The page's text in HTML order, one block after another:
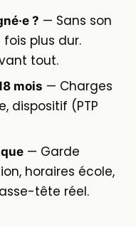
? — Sans son
plus dur.
tout.
mois — Charges
dispositif (PTP
— Garde
horaires école,
tête réel.